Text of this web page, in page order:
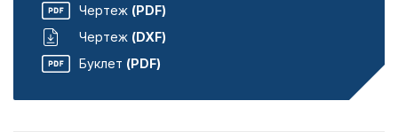
Чертеж (PDF)
Чертеж (DXF)
Буклет (PDF)